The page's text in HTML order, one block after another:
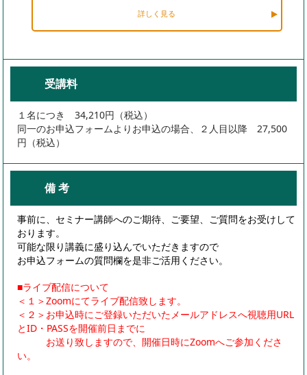
詳しく見る
受講料
１名につき 34,210円（税込）
同一のお申込フォームよりお申込の場合、２人目以降 27,500
円（税込）
備 考
事前に、セミナー講師へのご期待、ご要望、ご質問をお受けして
おります。
可能な限り講義に盛り込んでいただきますので
お申込フォームの質問欄を是非ご活用ください。
■ライブ配信について
＜１＞Zoomにてライブ配信致します。
＜２＞お申込時にご登録いただいたメールアドレスへ視聴用URL
とID・PASSを開催前日までに
お送り致しますので、開催日時にZoomへご参加くださ
い。